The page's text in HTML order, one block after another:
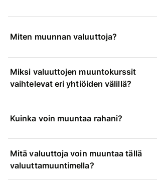
Miten muunnan valuuttoja?
Miksi valuuttojen muuntokurssit
vaihtelevat eri yhtiöiden välillä?
Kuinka voin muuntaa rahani?
Mitä valuuttoja voin muuntaa tällä
valuuttamuuntimella?